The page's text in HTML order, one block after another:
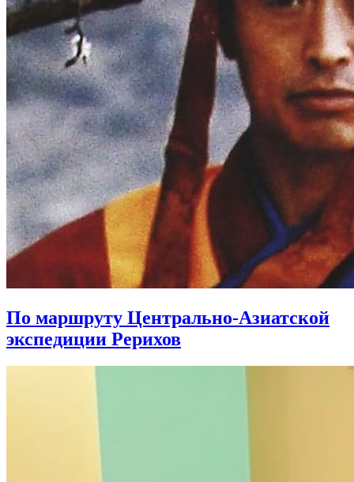
По маршруту Центрально-Азиатской
экспедиции Рерихов